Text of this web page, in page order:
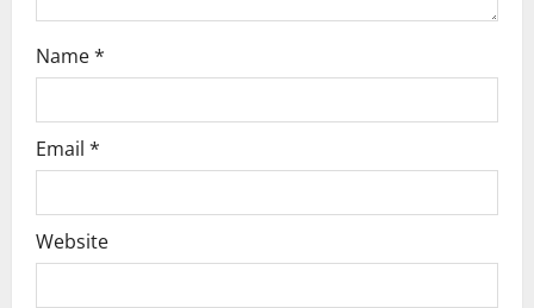
Name*
Email *
Website